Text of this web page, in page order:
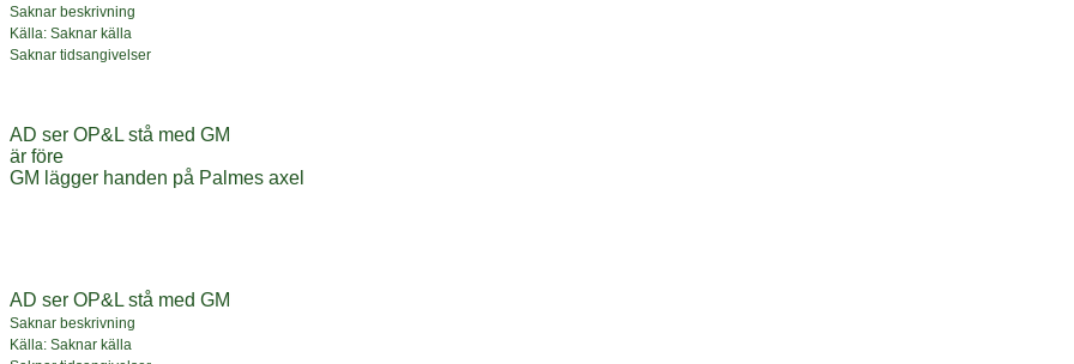
Saknar beskrivning
Källa: Saknar källa
Saknar tidsangivelser
AD ser OP&L stå med GM
är före
GM lägger handen på Palmes axel
AD ser OP&L stå med GM
Saknar beskrivning
Källa: Saknar källa